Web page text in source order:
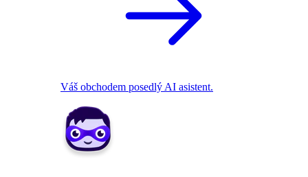
Váš obchodem posedlý AI asistent.